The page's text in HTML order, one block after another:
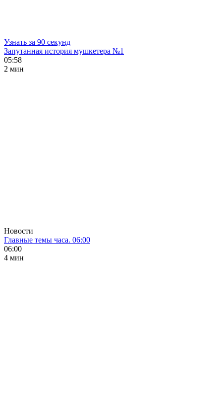
Узнать за 90 секунд
Запутанная история мушкетера №1
05:58
2 мин
Новости
Главные темы часа. 06:00
06:00
4 мин